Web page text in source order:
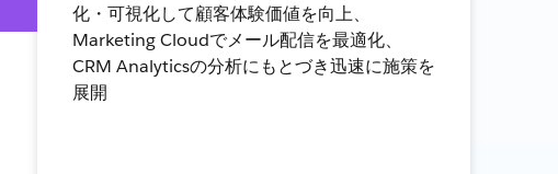
化・可視化して顧客体験価値を向上、
Marketing Cloudでメール配信を最適化、
CRM Analyticsの分析にもとづき迅速に施策を
展開